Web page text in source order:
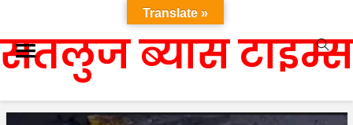
सतलुज ब्यास टाइम्स
Translate »